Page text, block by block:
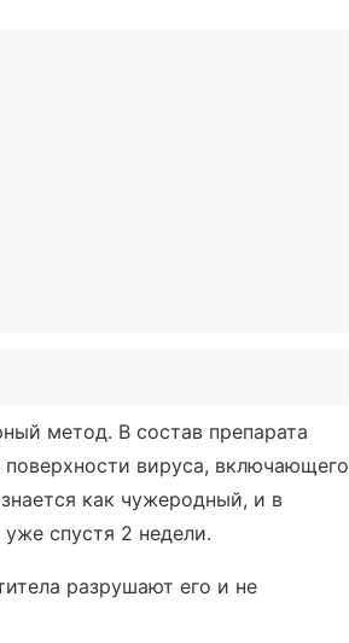
метод. В состав препарата
вируса, включающего
как чужеродный, и в
спустя 2 недели.
разрушают его и не